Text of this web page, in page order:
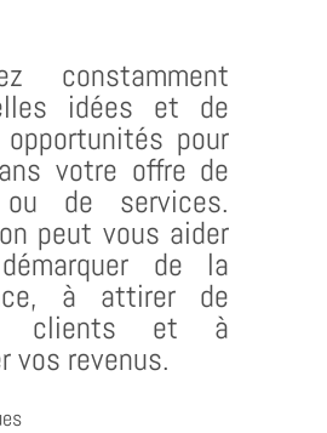
constamment
idées et de
opportunités pour
votre offre de
de services.
peut vous aider
de la
à attirer de
clients et à
vos revenus.